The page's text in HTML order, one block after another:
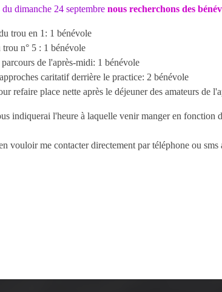
dimanche 24 septembre nous recherchons des
trou en 1: 1 bénévole
n° 5 : 1 bénévole
de l'après-midi: 1 bénévole
caritatif derrière le practice: 2 bénévole
refaire place nette après le déjeuner des amateurs de
indiquerai l'heure à laquelle venir manger en fonction
vouloir me contacter directement par téléphone ou